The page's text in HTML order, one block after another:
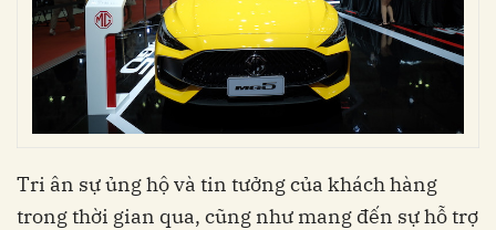
Tri ân sự ủng hộ và tin tưởng của khách hàng
trong thời gian qua, cũng như mang đến sự hỗ trợ